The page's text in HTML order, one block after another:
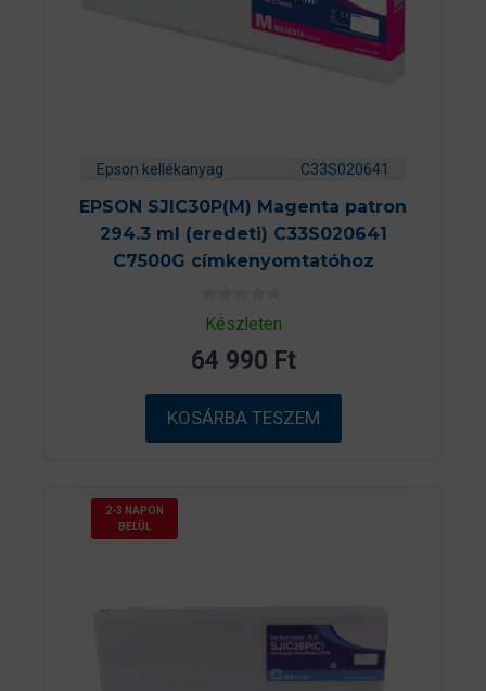
Epson kellékanyag C33S020641
EPSON SJIC30P(M) Magenta patron
294.3 ml (eredeti) C33S020641
C7500G címkenyomtatóhoz
0
a
5
b
ő
l
Készleten
64 990 Ft
KOSÁRBA TESZEM
2-3 NAPON
BELÜL